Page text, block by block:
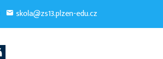
skola@zs13.plzen-edu.cz